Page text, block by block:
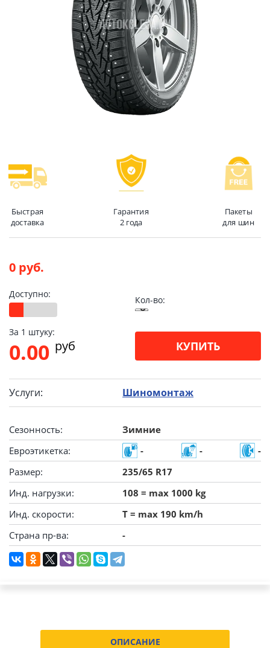
Быстрая
доставка
Гарантия
2 года
Пакеты
для шин
0 руб.
Доступно:
Кол-во:
За 1 штуку:
0.00 pуб КУПИТЬ
Услуги: Шиномонтаж
Сезонность:
Зимние
Евроэтикетка:
- -
-
Размер:
235/65 R17
Инд. нагрузки:
108 = max 1000 kg
Инд. скорости:
T = max 190 km/h
Страна пр-ва:
-
ОПИСАНИЕ